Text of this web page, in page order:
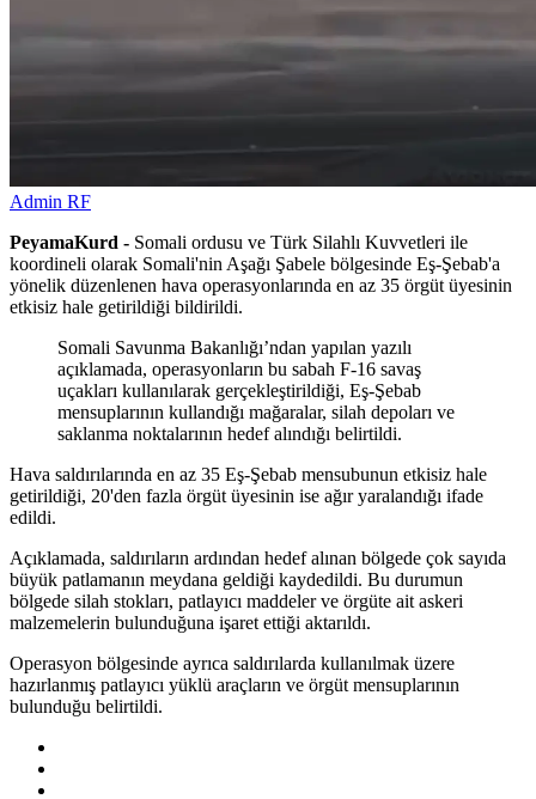
Admin RF
PeyamaKurd - Somali ordusu ve Türk Silahlı Kuvvetleri ile
koordineli olarak Somali'nin Aşağı Şabele bölgesinde Eş-Şebab'a
yönelik düzenlenen hava operasyonlarında en az 35 örgüt üyesinin
etkisiz hale getirildiği bildirildi.
Somali Savunma Bakanlığı’ndan yapılan yazılı
açıklamada, operasyonların bu sabah F-16 savaş
uçakları kullanılarak gerçekleştirildiği, Eş-Şebab
mensuplarının kullandığı mağaralar, silah depoları ve
saklanma noktalarının hedef alındığı belirtildi.
Hava saldırılarında en az 35 Eş-Şebab mensubunun etkisiz hale
getirildiği, 20'den fazla örgüt üyesinin ise ağır yaralandığı ifade
edildi.
Açıklamada, saldırıların ardından hedef alınan bölgede çok sayıda
büyük patlamanın meydana geldiği kaydedildi. Bu durumun
bölgede silah stokları, patlayıcı maddeler ve örgüte ait askeri
malzemelerin bulunduğuna işaret ettiği aktarıldı.
Operasyon bölgesinde ayrıca saldırılarda kullanılmak üzere
hazırlanmış patlayıcı yüklü araçların ve örgüt mensuplarının
bulunduğu belirtildi.